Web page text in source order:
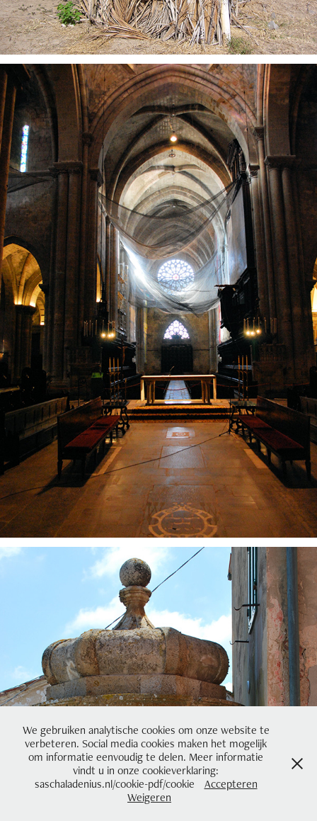
We gebruiken analytische cookies om onze website te
verbeteren. Social media cookies maken het mogelijk
om informatie eenvoudig te delen. Meer informatie
vindt u in onze cookieverklaring:
saschaladenius.nl/cookie-pdf/cookie
Accepteren
Weigeren